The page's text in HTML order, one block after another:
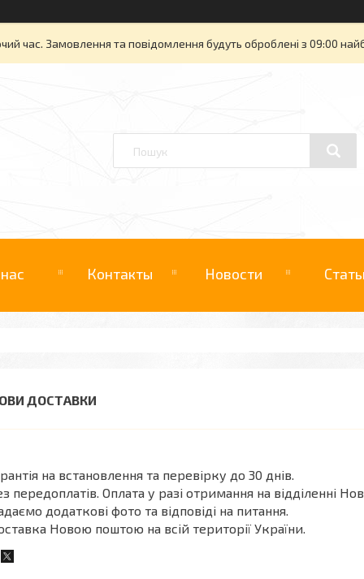
час. Замовлення та повідомлення будуть оброблені з 09:00
Контакты Новости
ДОСТАВКИ
на встановлення та перевірку до 30 днів.
передоплатів. Оплата у разі отримання на відділенні
додаткові фото та відповіді на питання.
Новою поштою на всій території України.